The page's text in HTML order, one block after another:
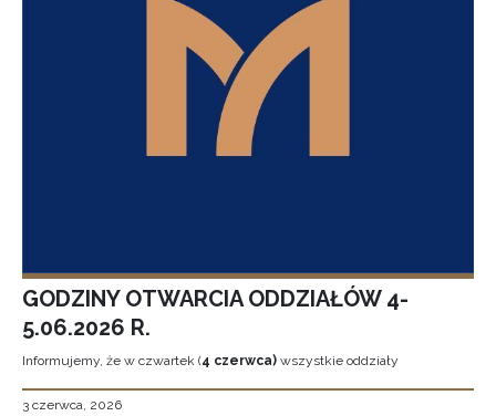
GODZINY OTWARCIA ODDZIAŁÓW 4-
5.06.2026 R.
Informujemy, że w czwartek (4 czerwca) wszystkie oddziały
3 czerwca, 2026